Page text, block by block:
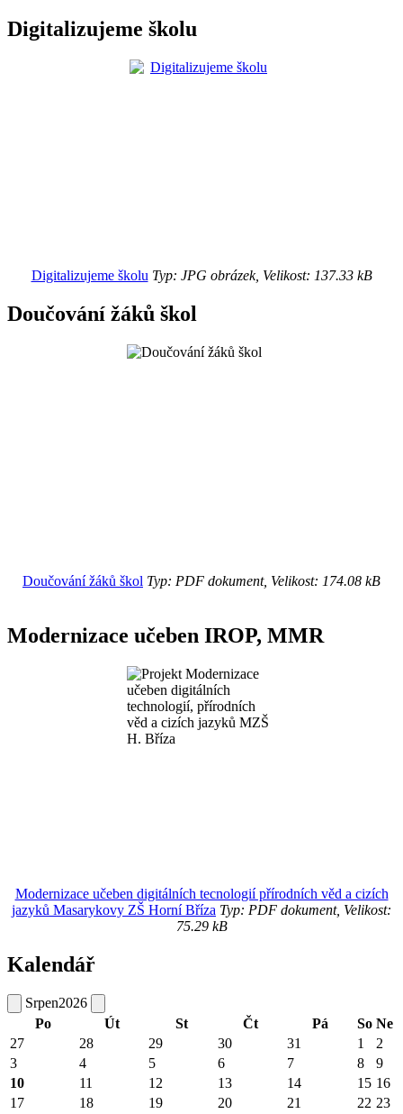
Digitalizujeme školu
Digitalizujeme školu Typ: JPG obrázek, Velikost: 137.33 kB
Doučování žáků škol
Doučování žáků škol Typ: PDF dokument, Velikost: 174.08 kB
Modernizace učeben IROP, MMR
Modernizace učeben digitálních tecnologií přírodních věd a cizích
jazyků Masarykovy ZŠ Horní Bříza Typ: PDF dokument, Velikost:
75.29 kB
Kalendář
Srpen2026
Po
Út St Čt Pá So Ne
27
28 29 30 31 1
2
3
4 5 6 7 8
9
10
11 12 13 14 15 16
17
18 19 20 21 22 23